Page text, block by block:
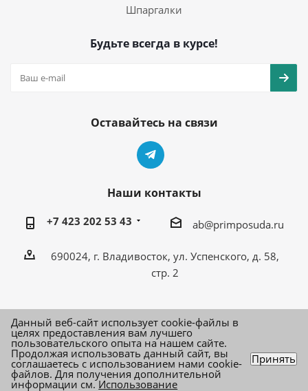
Шпаргалки
Будьте всегда в курсе!
Оставайтесь на связи
Наши контакты
+7 423 202 53 43 ab@primposuda.ru
690024, г. Владивосток, ул. Успенского, д. 58,
стр. 2
2026 © Вся посуда тут!
Создание сайта – VLADWEB.RU
Данный веб-сайт использует cookie-файлы в
целях предоставления вам лучшего
пользовательского опыта на нашем сайте.
Продолжая использовать данный сайт, вы
соглашаетесь с использованием нами cookie-
файлов. Для получения дополнительной
информации см.Использование
Принять